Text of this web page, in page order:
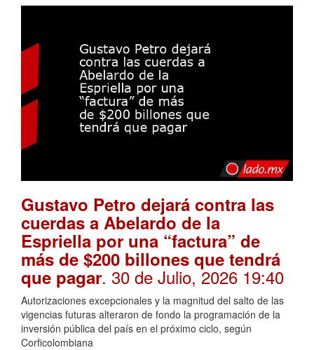
Gustavo Petro dejará contra las
cuerdas a Abelardo de la
Espriella por una “factura” de
más de $200 billones que tendrá
que pagar. 30 de Julio, 2026 19:40
Autorizaciones excepcionales y la magnitud del salto de las
vigencias futuras alteraron de fondo la programación de la
inversión pública del país en el próximo ciclo, según
Corficolombiana